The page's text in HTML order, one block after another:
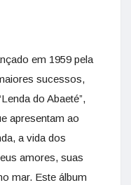
em 1959 pela
sucessos,
do Abaeté”,
apresentam ao
a vida dos
amores, suas
mar. Este álbum